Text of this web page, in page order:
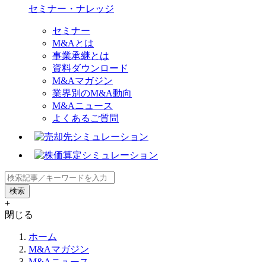
セミナー・ナレッジ
セミナー
M&Aとは
事業承継とは
資料ダウンロード
M&Aマガジン
業界別のM&A動向
M&Aニュース
よくあるご質問
+
閉じる
ホーム
M&Aマガジン